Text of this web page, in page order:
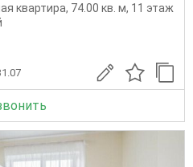
квартира, 74.00 кв. м, 11 этаж